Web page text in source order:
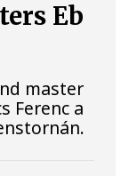
Eb
master
Ferenc a